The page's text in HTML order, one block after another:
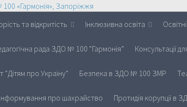
та відкритість Інклюзивна освіта
рада ЗДО № 100 “Гармонія” Консультації
“Дітям про Україну” Безпека в ЗДО № 100 ЗМР
Інформування про шахрайство Протидія корупції в